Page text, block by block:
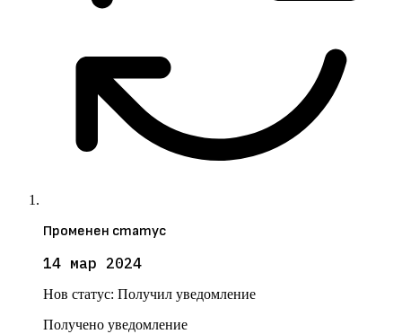
Променен статус
14 мар 2024
Нов статус: Получил уведомление
Получено уведомление